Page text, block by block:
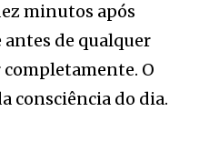
minutos após
antes de qualquer
O
consciência do dia.